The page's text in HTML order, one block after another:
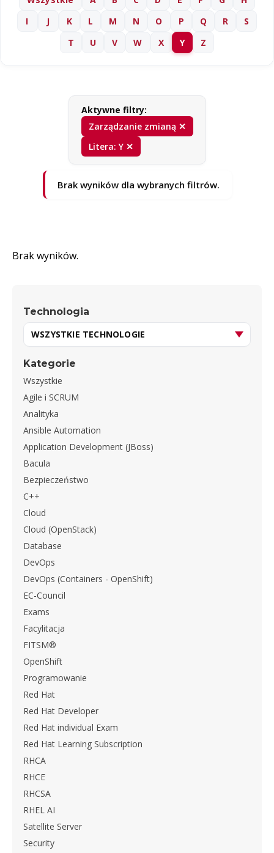
I
J K L M N O P Q R
S
T
U V W X Y Z
Aktywne filtry:
Zarządzanie zmianą ✕
Litera: Y ✕
Brak wyników dla wybranych filtrów.
Brak wyników.
Technologia
Kategorie
Wszystkie
Agile i SCRUM
Analityka
Ansible Automation
Application Development (JBoss)
Bacula
Bezpieczeństwo
C++
Cloud
Cloud (OpenStack)
Database
DevOps
DevOps (Containers - OpenShift)
EC-Council
Exams
Facylitacja
FITSM®
OpenShift
Programowanie
Red Hat
Red Hat Developer
Red Hat individual Exam
Red Hat Learning Subscription
RHCA
RHCE
RHCSA
RHEL AI
Satellite Server
Security